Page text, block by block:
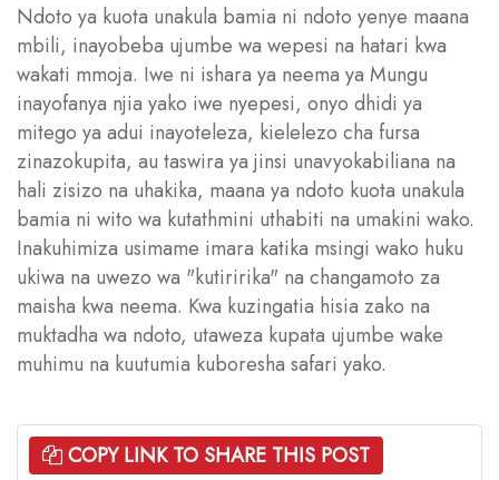
Ndoto ya kuota unakula bamia ni ndoto yenye maana
mbili, inayobeba ujumbe wa wepesi na hatari kwa
wakati mmoja. Iwe ni ishara ya neema ya Mungu
inayofanya njia yako iwe nyepesi, onyo dhidi ya
mitego ya adui inayoteleza, kielelezo cha fursa
zinazokupita, au taswira ya jinsi unavyokabiliana na
hali zisizo na uhakika, maana ya ndoto kuota unakula
bamia ni wito wa kutathmini uthabiti na umakini wako.
Inakuhimiza usimame imara katika msingi wako huku
ukiwa na uwezo wa "kutiririka" na changamoto za
maisha kwa neema. Kwa kuzingatia hisia zako na
muktadha wa ndoto, utaweza kupata ujumbe wake
muhimu na kuutumia kuboresha safari yako.
COPY LINK TO SHARE THIS POST